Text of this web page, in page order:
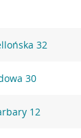
32
30
12